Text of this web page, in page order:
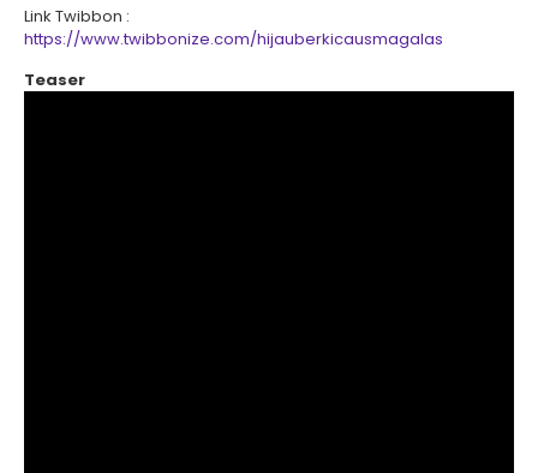
Link Twibbon :
https://www.twibbonize.com/hijauberkicausmagalas
Teaser